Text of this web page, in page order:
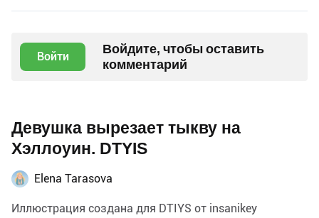
Войти
Войдите, чтобы оставить
комментарий
Девушка вырезает тыкву на
Хэллоуин. DTYIS
Elena Tarasova
Иллюстрация создана для DTIYS от insanikey